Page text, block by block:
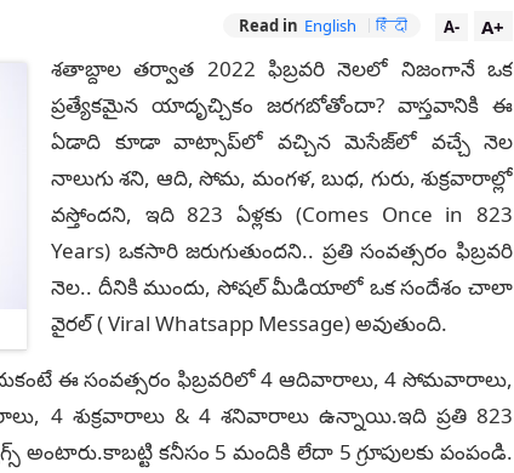
Read in English हिंदी A+
A-
శతాబ్దాల తర్వాత 2022 ఫిబ్రవరి నెలలో నిజంగానే ఒక
ప్రత్యేకమైన యాదృచ్చికం జరగబోతోందా? వాస్తవానికి ఈ
ఏడాది కూడా వాట్సాప్‌లో వచ్చిన మెసేజ్‌లో వచ్చే నెల
నాలుగు శని, ఆది, సోమ, మంగళ, బుధ, గురు, శుక్రవారాల్లో
వస్తోందని, ఇది 823 ఏళ్లకు (Comes Once in 823
Years) ఒకసారి జరుగుతుందని.. ప్రతి సంవత్సరం ఫిబ్రవరి
నెల.. దీనికి ముందు, సోషల్ మీడియాలో ఒక సందేశం చాలా
వైరల్ ( Viral Whatsapp Message) అవుతుంది.
ఈ సంవత్సరం ఫిబ్రవరిలో 4 ఆదివారాలు, 4 సోమవారాలు,
4 శుక్రవారాలు & 4 శనివారాలు ఉన్నాయి.ఇది ప్రతి 823
అంటారు.కాబట్టి కనీసం 5 మందికి లేదా 5 గ్రూపులకు పంపండి.